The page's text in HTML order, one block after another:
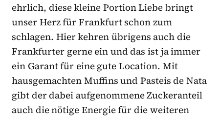
ehrlich, diese kleine Portion Liebe bringt
unser Herz für Frankfurt schon zum
schlagen. Hier kehren übrigens auch die
Frankfurter gerne ein und das ist ja immer
ein Garant für eine gute Location. Mit
hausgemachten Muffins und Pasteis de Nata
gibt der dabei aufgenommene Zuckeranteil
auch die nötige Energie für die weiteren